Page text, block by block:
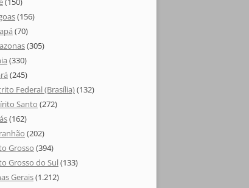
(156)
(70)
(305)
(330)
(245)
Federal (Brasília)(132)
Santo (272)
(162)
(202)
Grosso (394)
Grosso do Sul(133)
Gerais(1.212)